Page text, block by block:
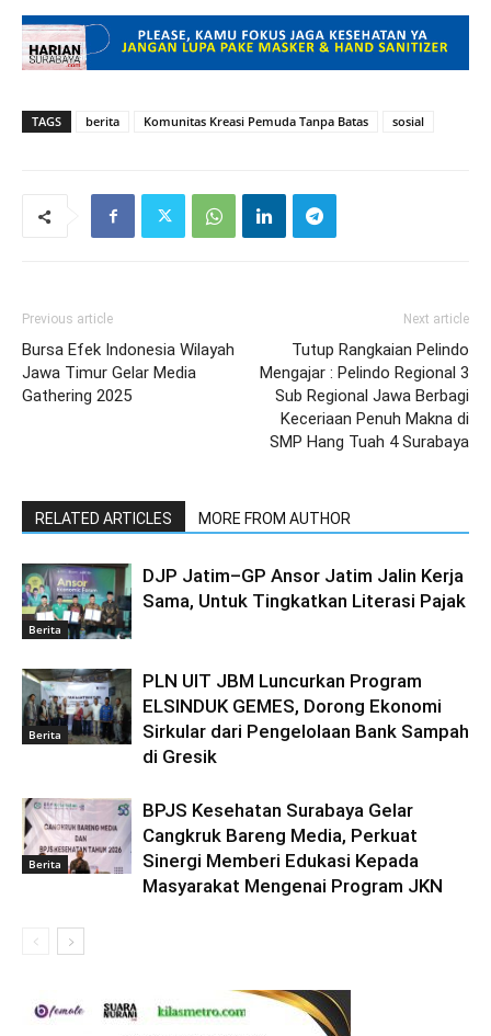
TAGS berita Komunitas Kreasi Pemuda Tanpa Batas sosial
Previous article
Bursa Efek Indonesia Wilayah
Jawa Timur Gelar Media
Gathering 2025
Next article
Tutup Rangkaian Pelindo
Mengajar : Pelindo Regional 3
Sub Regional Jawa Berbagi
Keceriaan Penuh Makna di
SMP Hang Tuah 4 Surabaya
RELATED ARTICLES MORE FROM AUTHOR
Berita
DJP Jatim–GP Ansor Jatim Jalin Kerja
Sama, Untuk Tingkatkan Literasi Pajak
Berita
PLN UIT JBM Luncurkan Program
ELSINDUK GEMES, Dorong Ekonomi
Sirkular dari Pengelolaan Bank Sampah
di Gresik
Berita
BPJS Kesehatan Surabaya Gelar
Cangkruk Bareng Media, Perkuat
Sinergi Memberi Edukasi Kepada
Masyarakat Mengenai Program JKN